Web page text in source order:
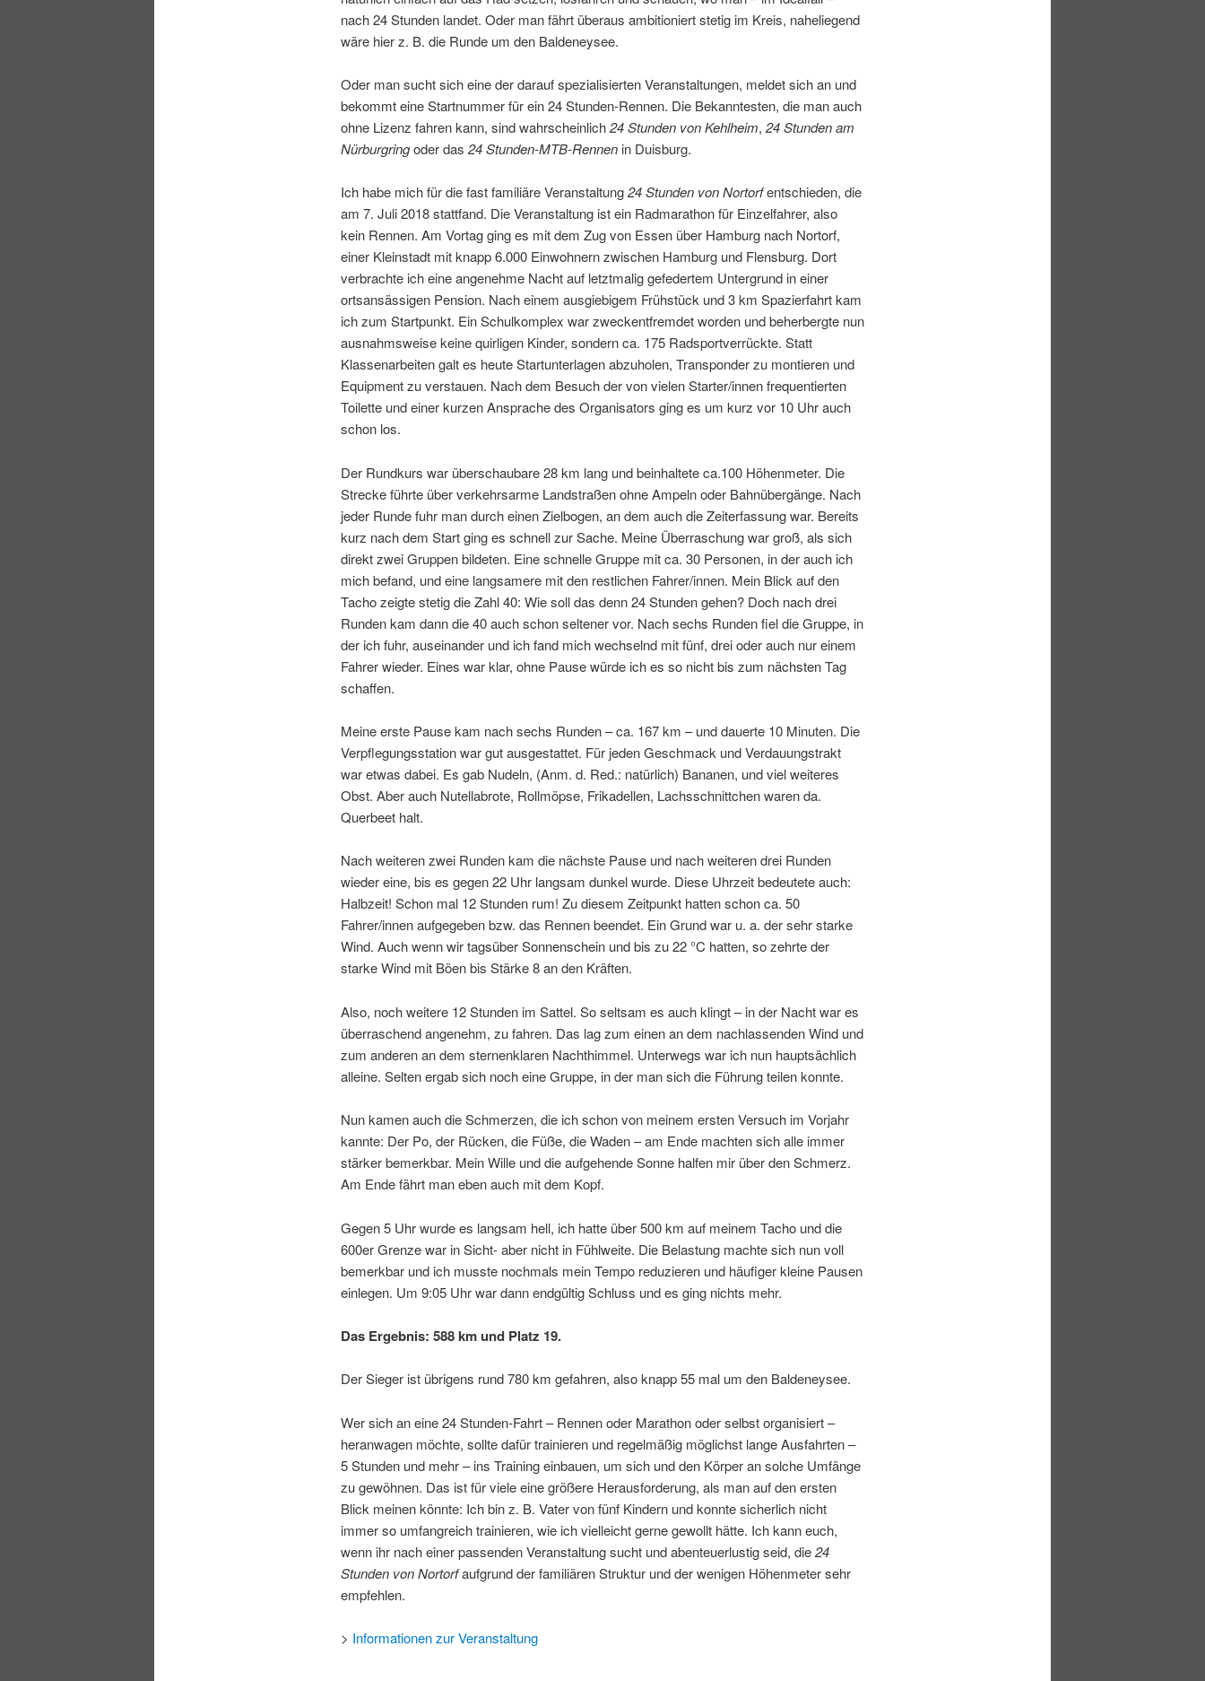
nach 24 Stunden landet. Oder man fährt überaus ambitioniert stetig im Kreis, naheliegend
wäre hier z. B. die Runde um den Baldeneysee.
Oder man sucht sich eine der darauf spezialisierten Veranstaltungen, meldet sich an und
bekommt eine Startnummer für ein 24 Stunden-Rennen. Die Bekanntesten, die man auch
ohne Lizenz fahren kann, sind wahrscheinlich24 Stunden von Kehlheim, 24 Stunden am
Nürburgringoder das 24 Stunden-MTB-Rennenin Duisburg.
Ich habe mich für die fast familiäre Veranstaltung24 Stunden von Nortorfentschieden, die
am 7. Juli 2018 stattfand. Die Veranstaltung ist ein Radmarathon für Einzelfahrer, also
kein Rennen. Am Vortag ging es mit dem Zug von Essen über Hamburg nach Nortorf,
einer Kleinstadt mit knapp 6.000 Einwohnern zwischen Hamburg und Flensburg. Dort
verbrachte ich eine angenehme Nacht auf letztmalig gefedertem Untergrund in einer
ortsansässigen Pension. Nach einem ausgiebigem Frühstück und 3 km Spazierfahrt kam
ich zum Startpunkt. Ein Schulkomplex war zweckentfremdet worden und beherbergte nun
ausnahmsweise keine quirligen Kinder, sondern ca. 175 Radsportverrückte. Statt
Klassenarbeiten galt es heute Startunterlagen abzuholen, Transponder zu montieren und
Equipment zu verstauen. Nach dem Besuch der von vielen Starter/innen frequentierten
Toilette und einer kurzen Ansprache des Organisators ging es um kurz vor 10 Uhr auch
schon los.
Der Rundkurs war überschaubare 28 km lang und beinhaltete ca.100 Höhenmeter. Die
Strecke führte über verkehrsarme Landstraßen ohne Ampeln oder Bahnübergänge. Nach
jeder Runde fuhr man durch einen Zielbogen, an dem auch die Zeiterfassung war. Bereits
kurz nach dem Start ging es schnell zur Sache. Meine Überraschung war groß, als sich
direkt zwei Gruppen bildeten. Eine schnelle Gruppe mit ca. 30 Personen, in der auch ich
mich befand, und eine langsamere mit den restlichen Fahrer/innen. Mein Blick auf den
Tacho zeigte stetig die Zahl 40: Wie soll das denn 24 Stunden gehen? Doch nach drei
Runden kam dann die 40 auch schon seltener vor. Nach sechs Runden fiel die Gruppe, in
der ich fuhr, auseinander und ich fand mich wechselnd mit fünf, drei oder auch nur einem
Fahrer wieder. Eines war klar, ohne Pause würde ich es so nicht bis zum nächsten Tag
schaffen.
Meine erste Pause kam nach sechs Runden – ca. 167 km – und dauerte 10 Minuten. Die
Verpflegungsstation war gut ausgestattet. Für jeden Geschmack und Verdauungstrakt
war etwas dabei. Es gab Nudeln, (Anm. d. Red.: natürlich) Bananen, und viel weiteres
Obst. Aber auch Nutellabrote, Rollmöpse, Frikadellen, Lachsschnittchen waren da.
Querbeet halt.
Nach weiteren zwei Runden kam die nächste Pause und nach weiteren drei Runden
wieder eine, bis es gegen 22 Uhr langsam dunkel wurde. Diese Uhrzeit bedeutete auch:
Halbzeit! Schon mal 12 Stunden rum! Zu diesem Zeitpunkt hatten schon ca. 50
Fahrer/innen aufgegeben bzw. das Rennen beendet. Ein Grund war u. a. der sehr starke
Wind. Auch wenn wir tagsüber Sonnenschein und bis zu 22 °C hatten, so zehrte der
starke Wind mit Böen bis Stärke 8 an den Kräften.
Also, noch weitere 12 Stunden im Sattel. So seltsam es auch klingt – in der Nacht war es
überraschend angenehm, zu fahren. Das lag zum einen an dem nachlassenden Wind und
zum anderen an dem sternenklaren Nachthimmel. Unterwegs war ich nun hauptsächlich
alleine. Selten ergab sich noch eine Gruppe, in der man sich die Führung teilen konnte.
Nun kamen auch die Schmerzen, die ich schon von meinem ersten Versuch im Vorjahr
kannte: Der Po, der Rücken, die Füße, die Waden – am Ende machten sich alle immer
stärker bemerkbar. Mein Wille und die aufgehende Sonne halfen mir über den Schmerz.
Am Ende fährt man eben auch mit dem Kopf.
Gegen 5 Uhr wurde es langsam hell, ich hatte über 500 km auf meinem Tacho und die
600er Grenze war in Sicht- aber nicht in Fühlweite. Die Belastung machte sich nun voll
bemerkbar und ich musste nochmals mein Tempo reduzieren und häufiger kleine Pausen
einlegen. Um 9:05 Uhr war dann endgültig Schluss und es ging nichts mehr.
Das Ergebnis: 588 km und Platz 19.
Der Sieger ist übrigens rund 780 km gefahren, also knapp 55 mal um den Baldeneysee.
Wer sich an eine 24 Stunden-Fahrt – Rennen oder Marathon oder selbst organisiert –
heranwagen möchte, sollte dafür trainieren und regelmäßig möglichst lange Ausfahrten –
5 Stunden und mehr – ins Training einbauen, um sich und den Körper an solche Umfänge
zu gewöhnen. Das ist für viele eine größere Herausforderung, als man auf den ersten
Blick meinen könnte: Ich bin z. B. Vater von fünf Kindern und konnte sicherlich nicht
immer so umfangreich trainieren, wie ich vielleicht gerne gewollt hätte. Ich kann euch,
wenn ihr nach einer passenden Veranstaltung sucht und abenteuerlustig seid, die24
Stunden von Nortorfaufgrund der familiären Struktur und der wenigen Höhenmeter sehr
empfehlen.
> Informationen zur Veranstaltung